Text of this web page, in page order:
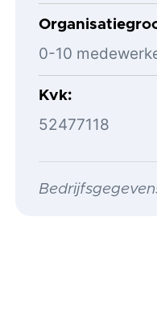
0-10
Kvk
52477118